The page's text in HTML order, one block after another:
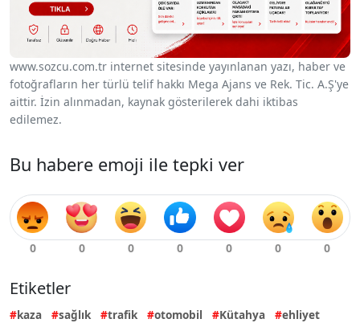
www.sozcu.com.tr internet sitesinde yayınlanan yazı, haber ve
fotoğrafların her türlü telif hakkı Mega Ajans ve Rek. Tic. A.Ş'ye
aittir. İzin alınmadan, kaynak gösterilerek dahi iktibas
edilemez.
Bu habere emoji ile tepki ver
Etiketler
kaza sağlık trafik otomobil Kütahya ehliyet